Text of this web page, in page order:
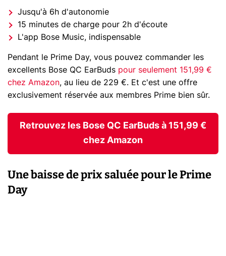
Jusqu'à 6h d'autonomie
15 minutes de charge pour 2h d'écoute
L'app Bose Music, indispensable
Pendant le Prime Day, vous pouvez commander les
excellents Bose QC EarBuds pour seulement 151,99 €
chez Amazon, au lieu de 229 €. Et c'est une offre
exclusivement réservée aux membres Prime bien sûr.
Retrouvez les Bose QC EarBuds à 151,99 €
chez Amazon
Une baisse de prix saluée pour le Prime
Day